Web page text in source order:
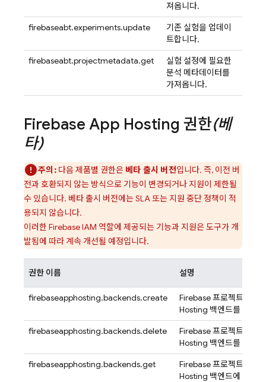
져옵니다.
firebaseabt.experiments.update
기존 실험을 업데이
트합니다.
firebaseabt.projectmetadata.get
실험 설정에 필요한
분석 메타데이터를
가져옵니다.
Firebase App Hosting 권한(베
타)
주의:다음 제품별 권한은 베타 출시 버전입니다. 즉, 이전 버
전과 호환되지 않는 방식으로 기능이 변경되거나 지원이 제한될
수 있습니다. 베타 출시 버전에는 SLA 또는 지원 중단 정책이 적
용되지 않습니다.
이러한 Firebase IAM 역할에 제공되는 기능과 지원은 도구가 개
발됨에 따라 계속 개선될 예정입니다.
권한 이름 설명
firebaseapphosting.backends.create Firebase 프로젝트의 새
Hosting 백엔드를 만듭
firebaseapphosting.backends.delete
Firebase 프로젝트에서
Hosting 백엔드를 삭제
firebaseapphosting.backends.get
Firebase 프로젝트에서
Hosting 백엔드에 관한